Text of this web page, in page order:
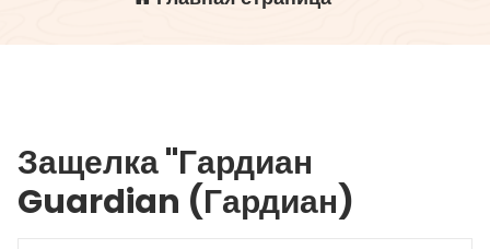
Защелка "Гардиан
Guardian (Гардиан)